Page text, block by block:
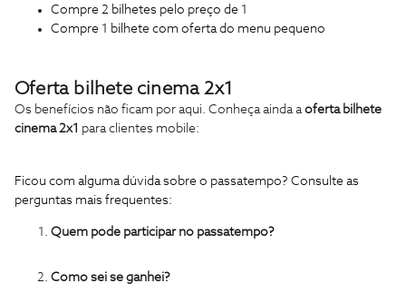
Compre 2 bilhetes pelo preço de 1
Compre 1 bilhete com oferta do menu pequeno
Oferta bilhete cinema 2x1
Os benefícios não ficam por aqui. Conheça ainda aoferta bilhete
cinema 2x1 para clientes mobile:
Ficou com alguma dúvida sobre o passatempo? Consulte as
perguntas mais frequentes:
Quem pode participar no passatempo?
Como sei se ganhei?